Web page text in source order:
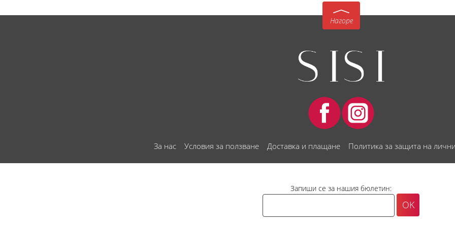
Нагоре
За нас Условия за ползване Доставка и плащане Политика за защита на
Запиши се за нашия бюлетин: